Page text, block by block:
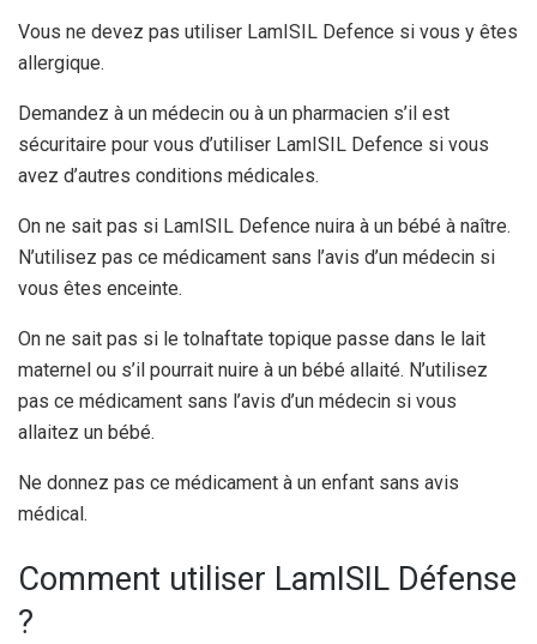
Vous ne devez pas utiliser LamISIL Defence si vous y êtes
allergique.
Demandez à un médecin ou à un pharmacien s’il est
sécuritaire pour vous d’utiliser LamISIL Defence si vous
avez d’autres conditions médicales.
On ne sait pas si LamISIL Defence nuira à un bébé à naître.
N’utilisez pas ce médicament sans l’avis d’un médecin si
vous êtes enceinte.
On ne sait pas si le tolnaftate topique passe dans le lait
maternel ou s’il pourrait nuire à un bébé allaité. N’utilisez
pas ce médicament sans l’avis d’un médecin si vous
allaitez un bébé.
Ne donnez pas ce médicament à un enfant sans avis
médical.
Comment utiliser LamISIL Défense
?